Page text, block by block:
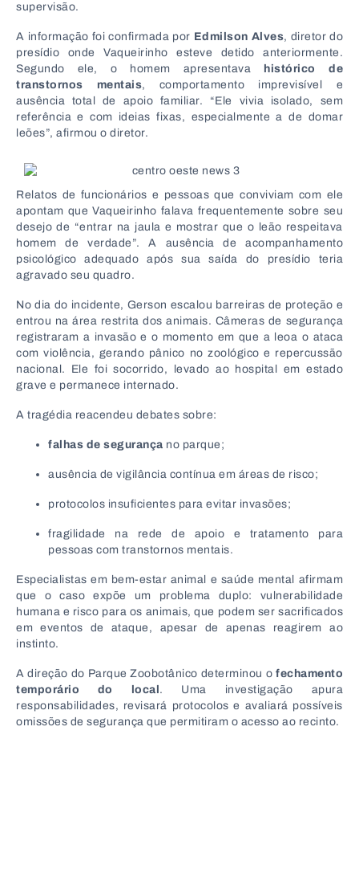
supervisão.
A informação foi confirmada por Edmilson Alves, diretor do
presídio onde Vaqueirinho esteve detido anteriormente.
Segundo ele, o homem apresentava
histórico de
transtornos mentais, comportamento imprevisível e
ausência total de apoio familiar. “Ele vivia isolado, sem
referência e com ideias fixas, especialmente a de domar
leões”, afirmou o diretor.
Relatos de funcionários e pessoas que conviviam com ele
apontam que Vaqueirinho falava frequentemente sobre seu
desejo de “entrar na jaula e mostrar que o leão respeitava
homem de verdade”. A ausência de acompanhamento
psicológico adequado após sua saída do presídio teria
agravado seu quadro.
No dia do incidente, Gerson escalou barreiras de proteção e
entrou na área restrita dos animais. Câmeras de segurança
registraram a invasão e o momento em que a leoa o ataca
com violência, gerando pânico no zoológico e repercussão
nacional. Ele foi socorrido, levado ao hospital em estado
grave e permanece internado.
A tragédia reacendeu debates sobre:
falhas de segurança no parque;
ausência de vigilância contínua em áreas de risco;
protocolos insuficientes para evitar invasões;
fragilidade na rede de apoio e tratamento para
pessoas com transtornos mentais.
Especialistas em bem-estar animal e saúde mental afirmam
que o caso expõe um problema duplo: vulnerabilidade
humana e risco para os animais, que podem ser sacrificados
em eventos de ataque, apesar de apenas reagirem ao
instinto.
A direção do Parque Zoobotânico determinou o fechamento
temporário do local . Uma investigação apura
responsabilidades, revisará protocolos e avaliará possíveis
omissões de segurança que permitiram o acesso ao recinto.